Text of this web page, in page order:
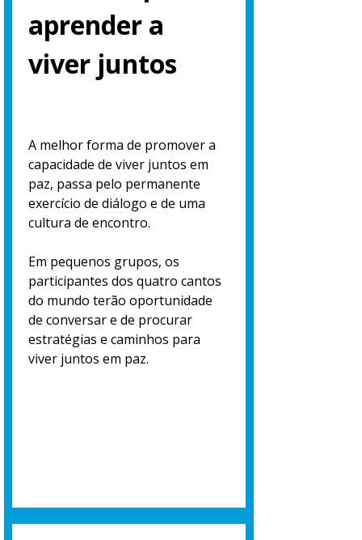
aprender a
viver juntos
A melhor forma de promover a
capacidade de viver juntos em
paz, passa pelo permanente
exercício de diálogo e de uma
cultura de encontro.
Em pequenos grupos, os
participantes dos quatro cantos
do mundo terão oportunidade
de conversar e de procurar
estratégias e caminhos para
viver juntos em paz.